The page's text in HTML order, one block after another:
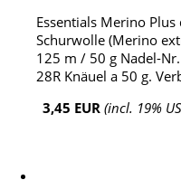
Essentials Merino
Schurwolle (Merino
125 m / 50 g Nadel-
28R Knäuel a 50 g.
3,45 EUR (incl. 19%